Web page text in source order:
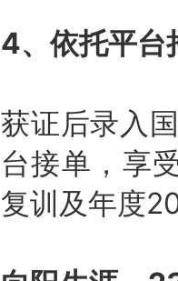
4、依托平台
获证后录入
台接单，享
复训及年度